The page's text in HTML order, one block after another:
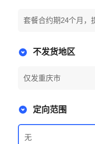
套餐合约期24个月，
不发货地区
仅发重庆市
定向范围
无